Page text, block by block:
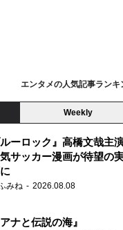
エンタメの人気記事ランキ
Weekly
ルーロック』高橋文哉主演
サッカー漫画が待望の
みね 2026.08.08
アナと伝説の海』